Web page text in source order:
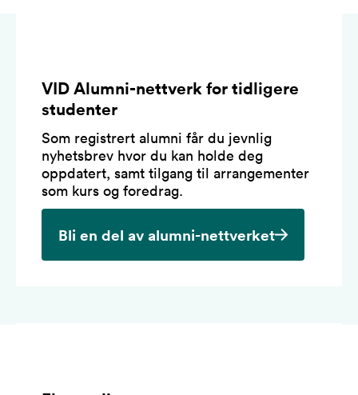
VID Alumni-nettverk for tidligere
studenter
Som registrert alumni får du jevnlig
nyhetsbrev hvor du kan holde deg
oppdatert, samt tilgang til arrangementer
som kurs og foredrag.
Bli en del av alumni-nettverket